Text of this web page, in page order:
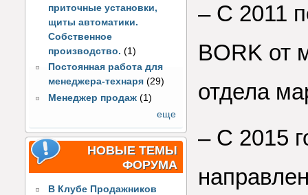
приточные установки,
щиты автоматики.
Собственное
производство. (1)
Постоянная работа для
менеджера-технаря (29)
Менеджер продаж (1)
еще
НОВЫЕ ТЕМЫ
ФОРУМА
В Клубе Продажников
– С 2011
BORK от
отдела
– С 2015